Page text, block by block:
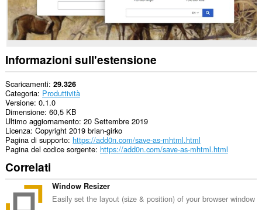
Questa
estensione
può
accedere
ai
dati
su
tutti
i
siti
web.
Informazioni sull'estensione
Scaricamenti 29.326
Categoria Produttività
Versione 0.1.0
Dimensione 60,5 KB
Ultimo aggiornamento 20 Settembre 2019
Licenza Copyright 2019 brian-girko
Pagina di supporto https://add0n.com/save-as-mhtml.html
Pagina del codice sorgente https://add0n.com/save-as-mhtml.html
Correlati
Window Resizer
Easily set the layout (size & position) of your browser window